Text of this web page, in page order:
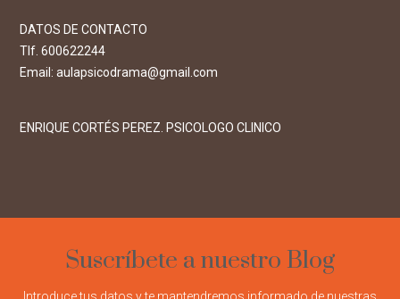
DATOS DE CONTACTO
Tlf. 600622244
Email: aulapsicodrama@gmail.com
ENRIQUE CORTÉS PEREZ. PSICOLOGO CLINICO
Suscríbete a nuestro Blog